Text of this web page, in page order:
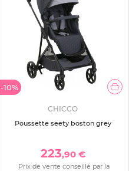
-10%
CHICCO
Poussette seety boston grey
223,90 €
Prix de vente conseillé par la